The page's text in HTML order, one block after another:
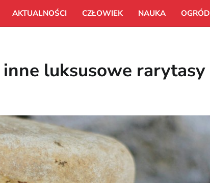
AKTUALNOŚCI CZŁOWIEK NAUKA OGRÓD
luksusowe rarytasy